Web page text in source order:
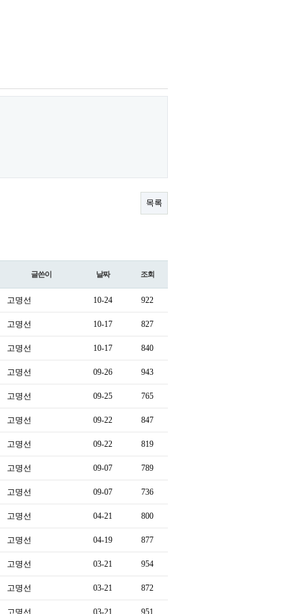
목록
글쓴이 날짜 조회
고명선 10-24 922
고명선 10-17 827
고명선 10-17 840
고명선 09-26 943
고명선 09-25 765
고명선 09-22 847
고명선 09-22 819
고명선 09-07 789
고명선 09-07 736
고명선 04-21 800
고명선 04-19 877
고명선 03-21 954
고명선 03-21 872
고명선 03-21 951